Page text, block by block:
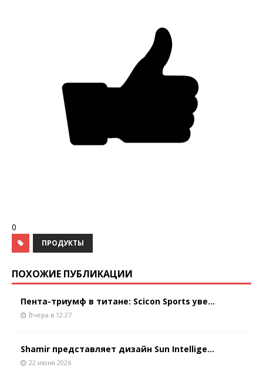
0
ПРОДУКТЫ
ПОХОЖИЕ ПУБЛИКАЦИИ
Пента-триумф в титане: Scicon Sports уве...
Вчера в 12:27
Shamir представляет дизайн Sun Intellige...
22 июня 2026